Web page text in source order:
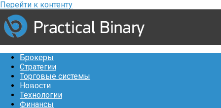
Перейти к контенту
Брокеры
Стратегии
Торговые системы
Новости
Технологии
Финансы